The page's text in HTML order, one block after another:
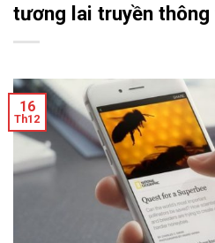
tương lai truyền
16
Th12